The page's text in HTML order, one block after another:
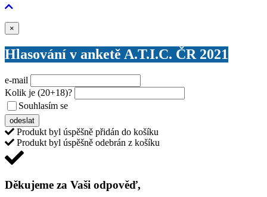
×
Hlasování v anketě A.T.I.C. ČR 2021
e-mail
Kolik je (20+18)?
Souhlasím se
odeslat
Produkt byl úspěšně přidán do košíku
Produkt byl úspěšně odebrán z košíku
Děkujeme za Vaši odpověď,